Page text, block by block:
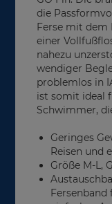
die
Ferse mit
einer
nahezu
wendiger
problemlos in
ist somit ideal
Schwimmer,
Geringes
Reisen und
Größe M-L,